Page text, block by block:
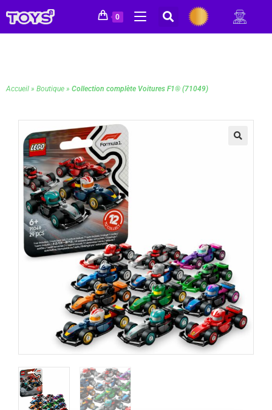
0
Accueil » Boutique » Collection complète Voitures F1® (71049)